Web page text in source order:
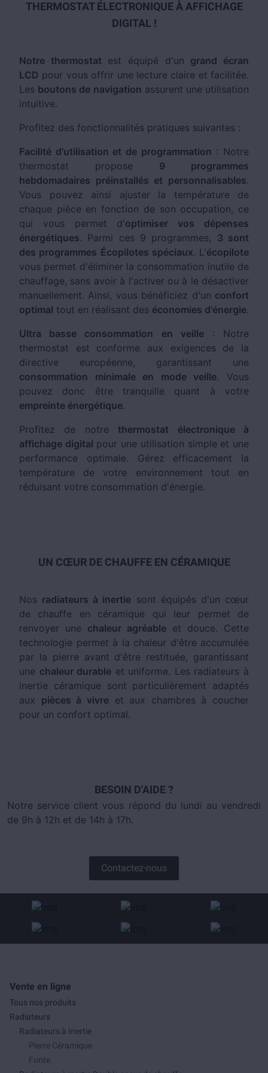
THERMOSTAT ÉLECTRONIQUE À AFFICHAGE
DIGITAL !
Notre thermostat est équipé d'un grand écran
LCD pour vous offrir une lecture claire et facilitée.
Les boutons de navigation assurent une utilisation
intuitive.
Profitez des fonctionnalités pratiques suivantes :
Facilité d'utilisation et de programmation : Notre
thermostat propose 9 programmes
hebdomadaires préinstallés et personnalisables.
Vous pouvez ainsi ajuster la température de
chaque pièce en fonction de son occupation, ce
qui vous permet d'optimiser vos dépenses
énergétiques. Parmi ces 9 programmes, 3 sont
des programmes Écopilotes spéciaux. L'écopilote
vous permet d'éliminer la consommation inutile de
chauffage, sans avoir à l'activer ou à le désactiver
manuellement. Ainsi, vous bénéficiez d'un confort
optimal tout en réalisant des économies d'énergie.
Ultra basse consommation en veille: Notre
thermostat est conforme aux exigences de la
directive européenne, garantissant une
consommation minimale en mode veille. Vous
pouvez donc être tranquille quant à votre
empreinte énergétique.
Profitez de notre thermostat électronique à
affichage digital pour une utilisation simple et une
performance optimale. Gérez efficacement la
température de votre environnement tout en
réduisant votre consommation d'énergie.
UN CŒUR DE CHAUFFE EN CÉRAMIQUE
Nos radiateurs à inertie sont équipés d'un cœur
de chauffe en céramique qui leur permet de
renvoyer une chaleur agréable et douce. Cette
technologie permet à la chaleur d'être accumulée
par la pierre avant d'être restituée, garantissant
une chaleur durable et uniforme. Les radiateurs à
inertie céramique sont particulièrement adaptés
aux pièces à vivreet aux chambres à coucher
pour un confort optimal.
BESOIN D'AIDE ?
Notre service client vous répond du lundi au vendredi
de 9h à 12h et de 14h à 17h.
Contactez-nous
Vente en ligne
Tous nos produits
Radiateurs
Radiateurs à Inertie
Pierre Céramique
Fonte